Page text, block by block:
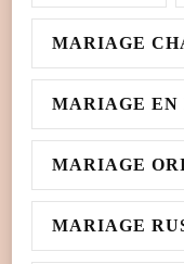
MARIAGE
MARIAGE EN
MARIAGE
MARIAGE